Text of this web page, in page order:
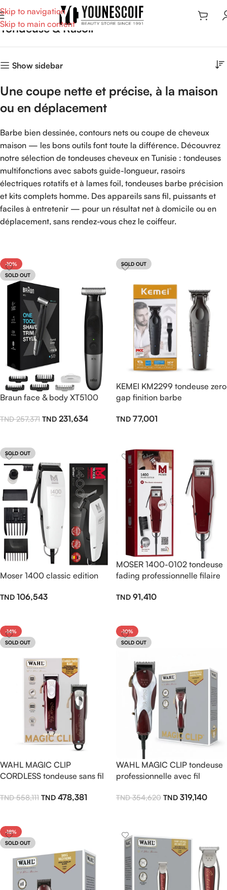
Skip to navigation
Skip to main content
Tondeuse & Rasoir
Show sidebar
Une coupe nette et précise, à la maison
ou en déplacement
Barbe bien dessinée, contours nets ou coupe de cheveux
maison — les bons outils font toute la différence. Découvrez
notre sélection de tondeuses cheveux en Tunisie : tondeuses
multifonctions avec sabots guide-longueur, rasoirs
électriques rotatifs et à lames foil, tondeuses barbe précision
et kits complets homme. Des appareils sans fil, puissants et
faciles à entretenir — pour un résultat net à domicile ou en
déplacement, sans rendez-vous chez le coiffeur.
-10%
SOLD OUT
Braun face & body XT5100
257,371 231,634
SOLD OUT
KEMEI KM2299 tondeuse zero
gap finition barbe
77,001
SOLD OUT
Moser 1400 classic edition
106,543
MOSER 1400-0102 tondeuse
fading professionnelle filaire
91,410
-14%
SOLD OUT
WAHL MAGIC CLIP
CORDLESS tondeuse sans fil
558,111 478,381
-10%
SOLD OUT
WAHL MAGIC CLIP tondeuse
professionnelle avec fil
354,620 319,140
-18%
SOLD OUT